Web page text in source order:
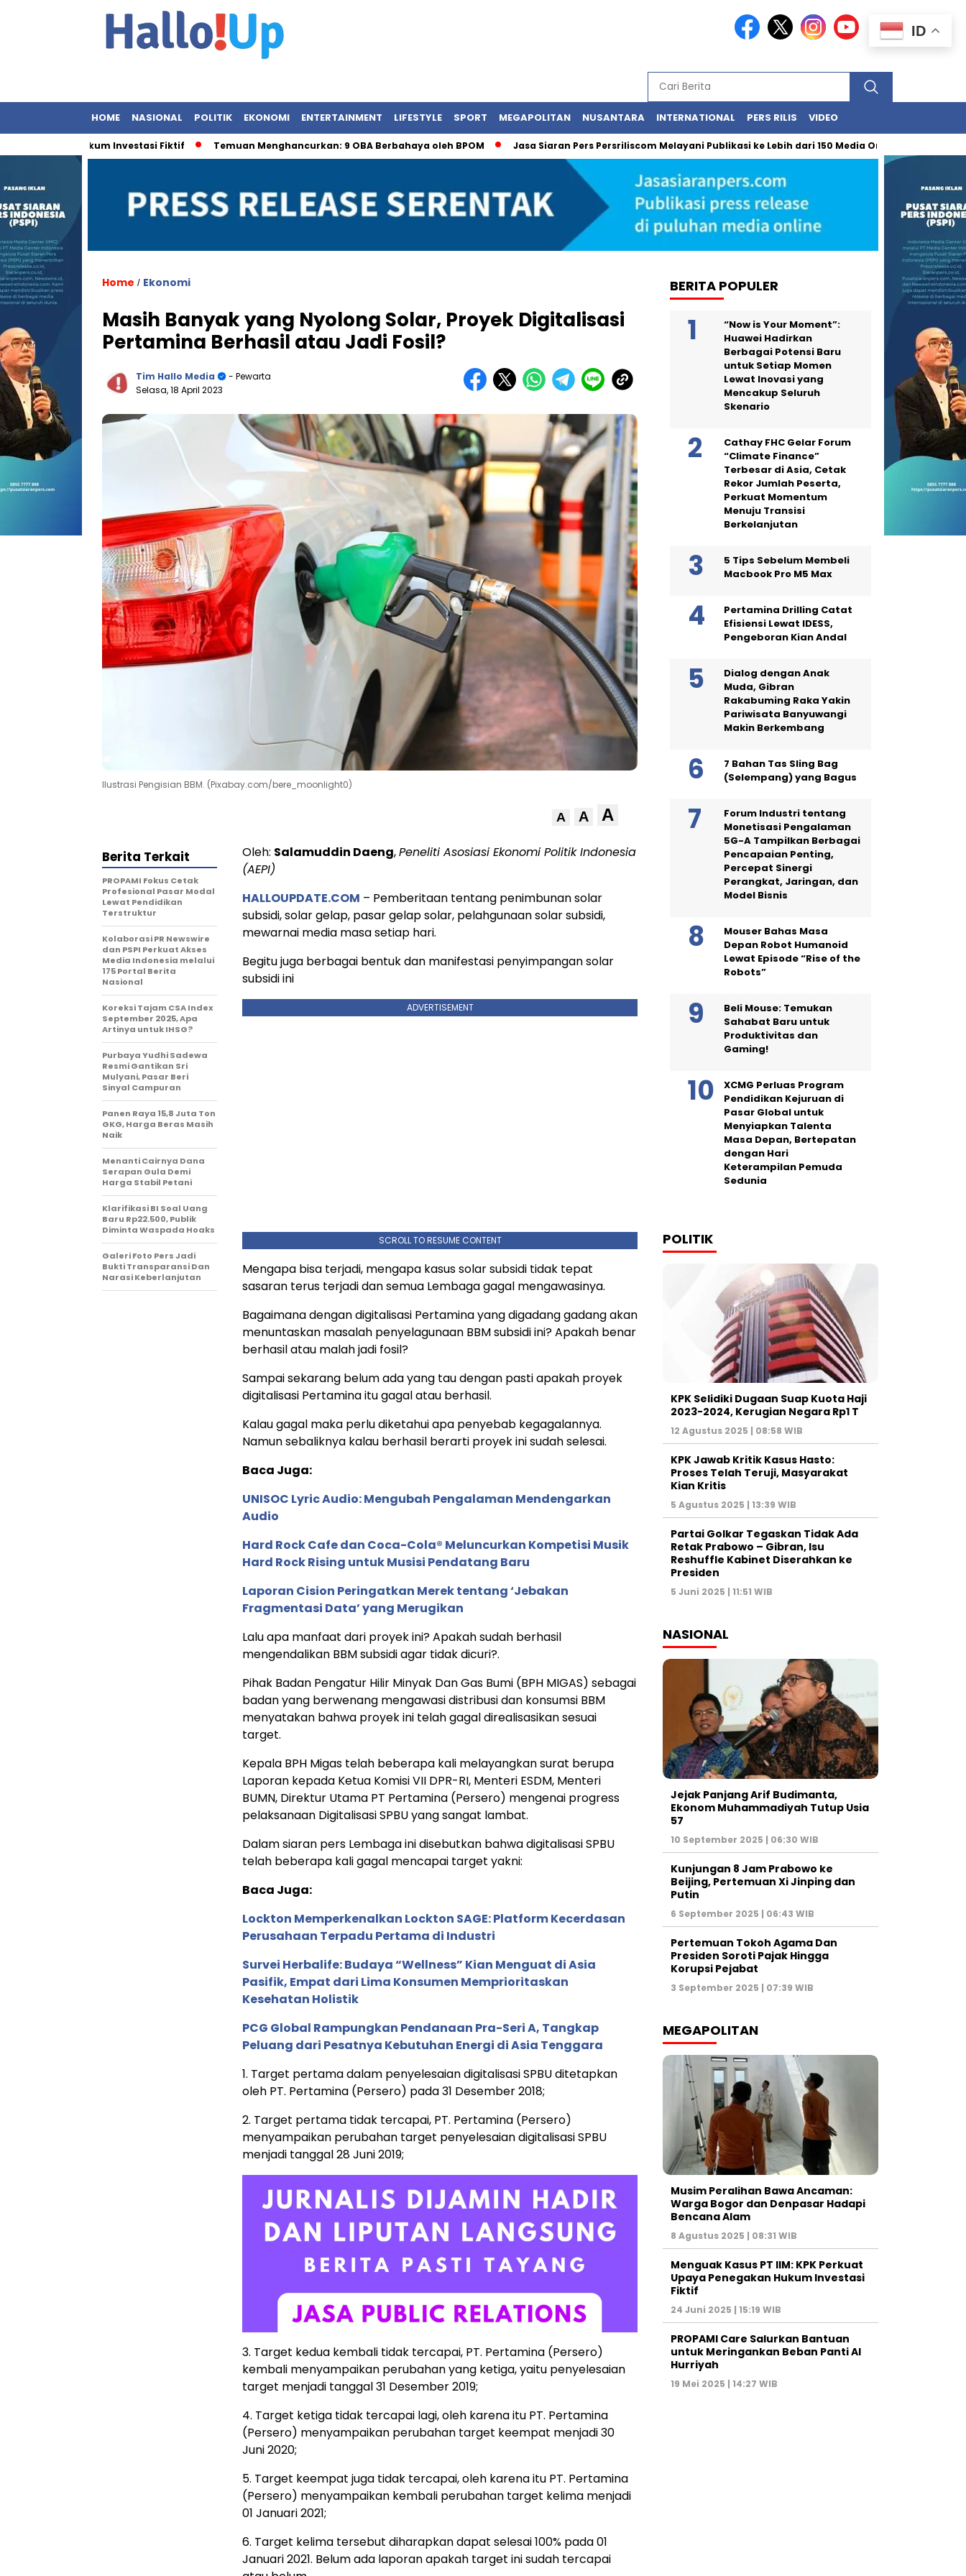
HOME NASIONAL POLITIK EKONOMI ENTERTAINMENT LIFESTYLE SPORT MEGAPOLITAN NUSANTARA INTERNATIONAL PERS RILIS VIDEO
Hukum Investasi Fiktif Temuan Menghancurkan: 9 OBA Berbahaya oleh BPOM Jasa Siaran Pers Persriliscom Melayani Publikasi ke Lebih dari 150 Media Online Berbagai Segmentasi
Home / Ekonomi
Masih Banyak yang Nyolong Solar, Proyek Digitalisasi
Pertamina Berhasil atau Jadi Fosil?
Tim Hallo Media
- Pewarta
Selasa, 18 April 2023
Ilustrasi Pengisian BBM. (Pixabay.com/bere_moonlight0)
A A A
Oleh: Salamuddin Daeng,Peneliti Asosiasi Ekonomi Politik Indonesia
(AEPI)
HALLOUPDATE.COM – Pemberitaan tentang penimbunan solar
subsidi, solar gelap, pasar gelap solar, pelahgunaan solar subsidi,
mewarnai media masa setiap hari.
Begitu juga berbagai bentuk dan manifestasi penyimpangan solar
subsidi ini
ADVERTISEMENT
SCROLL TO RESUME CONTENT
Mengapa bisa terjadi, mengapa kasus solar subsidi tidak tepat
sasaran terus terjadi dan semua Lembaga gagal mengawasinya.
Bagaimana dengan digitalisasi Pertamina yang digadang gadang akan
menuntaskan masalah penyelagunaan BBM subsidi ini? Apakah benar
berhasil atau malah jadi fosil?
Sampai sekarang belum ada yang tau dengan pasti apakah proyek
digitalisasi Pertamina itu gagal atau berhasil.
Kalau gagal maka perlu diketahui apa penyebab kegagalannya.
Namun sebaliknya kalau berhasil berarti proyek ini sudah selesai.
Baca Juga:
UNISOC Lyric Audio: Mengubah Pengalaman Mendengarkan
Audio
Hard Rock Cafe dan Coca-Cola® Meluncurkan Kompetisi Musik
Hard Rock Rising untuk Musisi Pendatang Baru
Laporan Cision Peringatkan Merek tentang ‘Jebakan
Fragmentasi Data’ yang Merugikan
Lalu apa manfaat dari proyek ini? Apakah sudah berhasil
mengendalikan BBM subsidi agar tidak dicuri?.
Pihak Badan Pengatur Hilir Minyak Dan Gas Bumi (BPH MIGAS) sebagai
badan yang berwenang mengawasi distribusi dan konsumsi BBM
menyatakan bahwa proyek ini telah gagal direalisasikan sesuai
target.
Kepala BPH Migas telah beberapa kali melayangkan surat berupa
Laporan kepada Ketua Komisi VII DPR-RI, Menteri ESDM, Menteri
BUMN, Direktur Utama PT Pertamina (Persero) mengenai progress
pelaksanaan Digitalisasi SPBU yang sangat lambat.
Dalam siaran pers Lembaga ini disebutkan bahwa digitalisasi SPBU
telah beberapa kali gagal mencapai target yakni:
Baca Juga:
Lockton Memperkenalkan Lockton SAGE: Platform Kecerdasan
Perusahaan Terpadu Pertama di Industri
Survei Herbalife: Budaya “Wellness” Kian Menguat di Asia
Pasifik, Empat dari Lima Konsumen Memprioritaskan
Kesehatan Holistik
PCG Global Rampungkan Pendanaan Pra-Seri A, Tangkap
Peluang dari Pesatnya Kebutuhan Energi di Asia Tenggara
1. Target pertama dalam penyelesaian digitalisasi SPBU ditetapkan
oleh PT. Pertamina (Persero) pada 31 Desember 2018;
2. Target pertama tidak tercapai, PT. Pertamina (Persero)
menyampaikan perubahan target penyelesaian digitalisasi SPBU
menjadi tanggal 28 Juni 2019;
3. Target kedua kembali tidak tercapai, PT. Pertamina (Persero)
kembali menyampaikan perubahan yang ketiga, yaitu penyelesaian
target menjadi tanggal 31 Desember 2019;
4. Target ketiga tidak tercapai lagi, oleh karena itu PT. Pertamina
(Persero) menyampaikan perubahan target keempat menjadi 30
Juni 2020;
5. Target keempat juga tidak tercapai, oleh karena itu PT. Pertamina
(Persero) menyampaikan kembali perubahan target kelima menjadi
01 Januari 2021;
6. Target kelima tersebut diharapkan dapat selesai 100% pada 01
Januari 2021. Belum ada laporan apakah target ini sudah tercapai
Berita Terkait
PROPAMI Fokus Cetak
Profesional Pasar Modal
Lewat Pendidikan
Terstruktur
Kolaborasi PR Newswire
dan PSPI Perkuat Akses
Media Indonesia melalui
175 Portal Berita
Nasional
Koreksi Tajam CSA Index
September 2025, Apa
Artinya untuk IHSG?
Purbaya Yudhi Sadewa
Resmi Gantikan Sri
Mulyani, Pasar Beri
Sinyal Campuran
Panen Raya 15,8 Juta Ton
GKG, Harga Beras Masih
Naik
Menanti Cairnya Dana
Serapan Gula Demi
Harga Stabil Petani
Klarifikasi BI Soal Uang
Baru Rp22.500, Publik
Diminta Waspada Hoaks
Galeri Foto Pers Jadi
Bukti Transparansi Dan
Narasi Keberlanjutan
BERITA POPULER
“Now is Your Moment”:
Huawei Hadirkan
Berbagai Potensi Baru
untuk Setiap Momen
Lewat Inovasi yang
Mencakup Seluruh
Skenario
Cathay FHC Gelar Forum
“Climate Finance”
Terbesar di Asia, Cetak
Rekor Jumlah Peserta,
Perkuat Momentum
Menuju Transisi
Berkelanjutan
5 Tips Sebelum Membeli
Macbook Pro M5 Max
Pertamina Drilling Catat
Efisiensi Lewat IDESS,
Pengeboran Kian Andal
Dialog dengan Anak
Muda, Gibran
Rakabuming Raka Yakin
Pariwisata Banyuwangi
Makin Berkembang
7 Bahan Tas Sling Bag
(Selempang) yang Bagus
Forum Industri tentang
Monetisasi Pengalaman
5G-A Tampilkan Berbagai
Pencapaian Penting,
Percepat Sinergi
Perangkat, Jaringan, dan
Model Bisnis
Mouser Bahas Masa
Depan Robot Humanoid
Lewat Episode “Rise of the
Robots”
Beli Mouse: Temukan
Sahabat Baru untuk
Produktivitas dan
Gaming!
XCMG Perluas Program
Pendidikan Kejuruan di
Pasar Global untuk
Menyiapkan Talenta
Masa Depan, Bertepatan
dengan Hari
Keterampilan Pemuda
Sedunia
POLITIK
KPK Selidiki Dugaan Suap Kuota Haji
2023-2024, Kerugian Negara Rp1 T
12 Agustus 2025 | 08:58 WIB
KPK Jawab Kritik Kasus Hasto:
Proses Telah Teruji, Masyarakat
Kian Kritis
5 Agustus 2025 | 13:39 WIB
Partai Golkar Tegaskan Tidak Ada
Retak Prabowo – Gibran, Isu
Reshuffle Kabinet Diserahkan ke
Presiden
5 Juni 2025 | 11:51 WIB
NASIONAL
Jejak Panjang Arif Budimanta,
Ekonom Muhammadiyah Tutup Usia
57
10 September 2025 | 06:30 WIB
Kunjungan 8 Jam Prabowo ke
Beijing, Pertemuan Xi Jinping dan
Putin
6 September 2025 | 06:43 WIB
Pertemuan Tokoh Agama Dan
Presiden Soroti Pajak Hingga
Korupsi Pejabat
3 September 2025 | 07:39 WIB
MEGAPOLITAN
Musim Peralihan Bawa Ancaman:
Warga Bogor dan Denpasar Hadapi
Bencana Alam
8 Agustus 2025 | 08:31 WIB
Menguak Kasus PT IIM: KPK Perkuat
Upaya Penegakan Hukum Investasi
Fiktif
24 Juni 2025 | 15:19 WIB
PROPAMI Care Salurkan Bantuan
untuk Meringankan Beban Panti Al
Hurriyah
19 Mei 2025 | 14:27 WIB
ID